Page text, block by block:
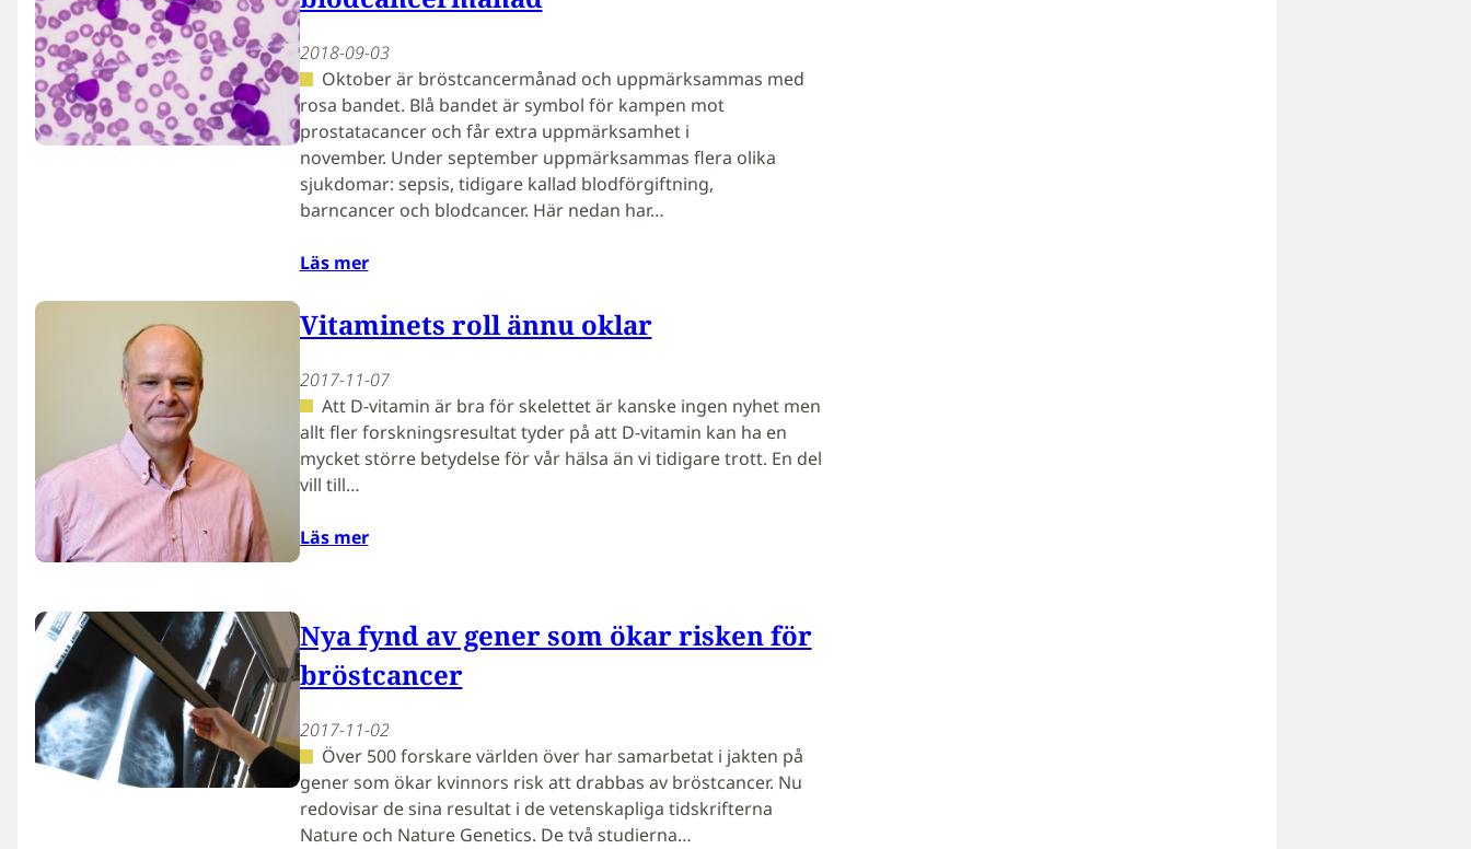
2018-09-03
Oktober är bröstcancermånad och uppmärksammas med
rosa bandet. Blå bandet är symbol för kampen mot
prostatacancer och får extra uppmärksamhet i
november. Under september uppmärksammas flera olika
sjukdomar: sepsis, tidigare kallad blodförgiftning,
barncancer och blodcancer. Här nedan har…
Läs mer
Vitaminets roll ännu oklar
2017-11-07
Att D-vitamin är bra för skelettet är kanske ingen nyhet men
allt fler forskningsresultat tyder på att D-vitamin kan ha en
mycket större betydelse för vår hälsa än vi tidigare trott. En del
vill till…
Läs mer
Nya fynd av gener som ökar risken för
bröstcancer
2017-11-02
Över 500 forskare världen över har samarbetat i jakten på
gener som ökar kvinnors risk att drabbas av bröstcancer. Nu
redovisar de sina resultat i de vetenskapliga tidskrifterna
Nature och Nature Genetics. De två studierna…